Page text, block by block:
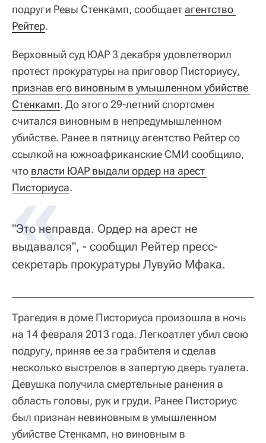
подруги Ревы Стенкамп, сообщаетагентство
Рейтер.
Верховный суд ЮАР 3 декабря удовлетворил
протест прокуратуры на приговор Писториусу,
признав его виновным в умышленном убийстве
Стенкамп. До этого 29-летний спортсмен
считался виновным в непредумышленном
убийстве. Ранее в пятницу агентство Рейтер со
ссылкой на южноафриканские СМИ сообщило,
что власти ЮАР выдали ордер на арест
Писториуса.
"Это неправда. Ордер на арест не
выдавался", - сообщил Рейтер пресс-
секретарь прокуратуры Лувуйо Мфака.
Трагедия в доме Писториуса произошла в ночь
на 14 февраля 2013 года. Легкоатлет убил свою
подругу, приняв ее за грабителя и сделав
несколько выстрелов в запертую дверь туалета.
Девушка получила смертельные ранения в
область головы, рук и груди. Ранее Писториус
был признан невиновным в умышленном
убийстве Стенкамп, но виновным в